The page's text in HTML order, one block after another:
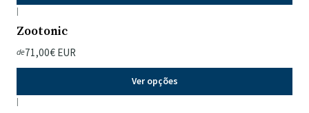
|
Zootonic
de71,00€ EUR
Ver opções
|